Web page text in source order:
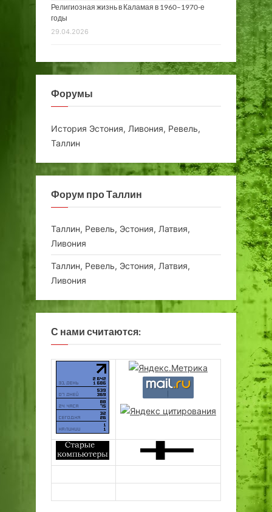
Религиозная жизнь в Каламая в 1960–1970-е
годы
29.04.2026
Форумы
История Эстония, Ливония, Ревель,
Таллин
Форум про Таллин
Таллин, Ревель, Эстония, Латвия,
Ливония
Таллин, Ревель, Эстония, Латвия,
Ливония
С нами считаются: